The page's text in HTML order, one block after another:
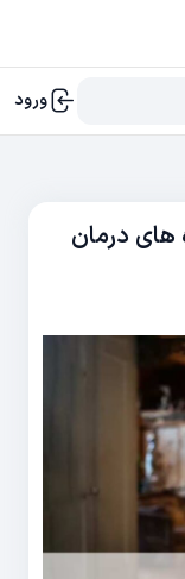
ورود
های درمان